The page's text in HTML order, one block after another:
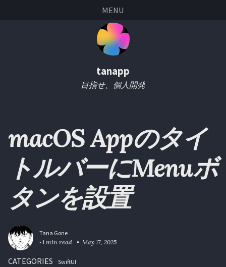
MENU
tanapp
目指せ、個人開発
macOS Appのタイ
トルバーにMenuボ
タンを設置
Tana Gone
~1 min read
May 17, 2025
CATEGORIES SwiftUI